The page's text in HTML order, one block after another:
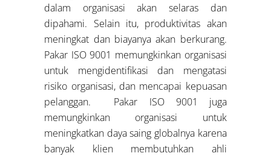
dalam organisasi akan selaras dan
dipahami. Selain itu, produktivitas akan
meningkat dan biayanya akan berkurang.
Pakar ISO 9001 memungkinkan organisasi
untuk mengidentifikasi dan mengatasi
risiko organisasi, dan mencapai kepuasan
pelanggan. Pakar ISO 9001 juga
memungkinkan organisasi untuk
meningkatkan daya saing globalnya karena
banyak klien membutuhkan ahli